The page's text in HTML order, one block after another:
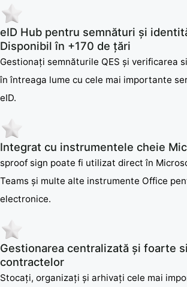
eID Hub pentru semnături și
Disponibil în +170 de țări
Gestionați semnăturile QES și verificarea
în întreaga lume cu cele mai importante
eID.
Integrat cu instrumentele cheie
sproof sign poate fi utilizat direct în
Teams și multe alte instrumente Office
electronice.
Gestionarea centralizată și foarte
contractelor
Stocați, organizați și arhivați cele mai